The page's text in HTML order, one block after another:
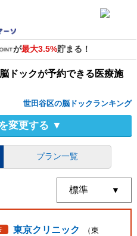
が最大3.5%貯まる！
ドックが予約できる医療施
世田谷区の脳ドックランキング
変更する ▼
プラン一覧
東京クリニック （東